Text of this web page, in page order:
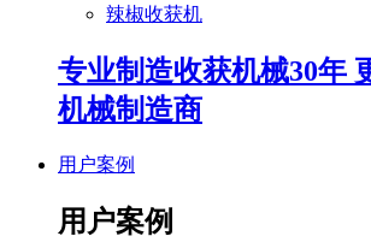
辣椒收获机
专业制造收获机械30年
机械制造商
用户案例
用户案例